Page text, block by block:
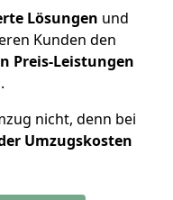
Lösungen und
Kunden den
Preis-Leistungen
nicht, denn bei
Umzugskosten